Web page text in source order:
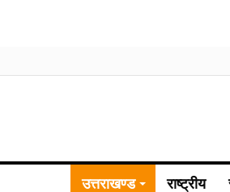
उत्तराखण्ड राष्ट्रीय